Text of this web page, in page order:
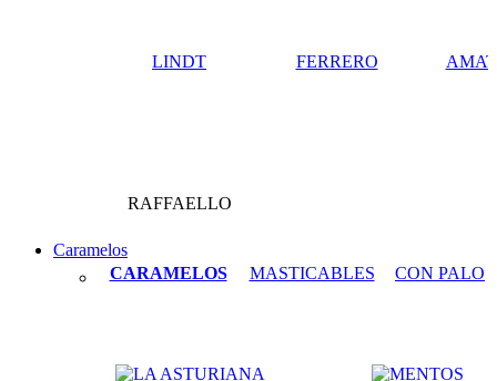
LINDT FERRERO
RAFFAELLO
Caramelos
CARAMELOS
MASTICABLES CON PALO